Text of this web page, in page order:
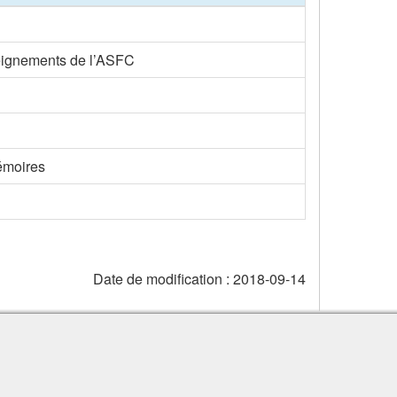
de l’ASFC
Date de modification : 2018-09-14